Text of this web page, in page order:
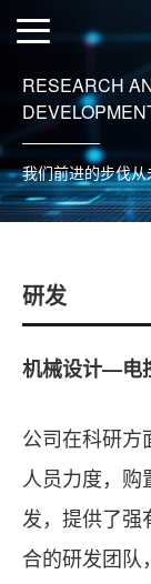
RESEARCH
我们前进的步伐
研发
机械设计—
公司在科研方
人员力度，
发，提供了强
合的研发团队